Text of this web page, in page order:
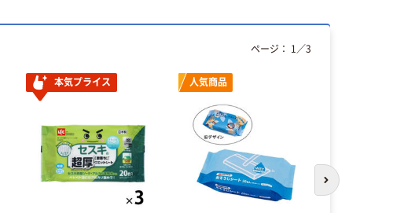
本気プライス 人気商品
ページ： 1 ／3
次のスライド